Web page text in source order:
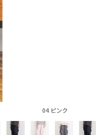
04 ピンク